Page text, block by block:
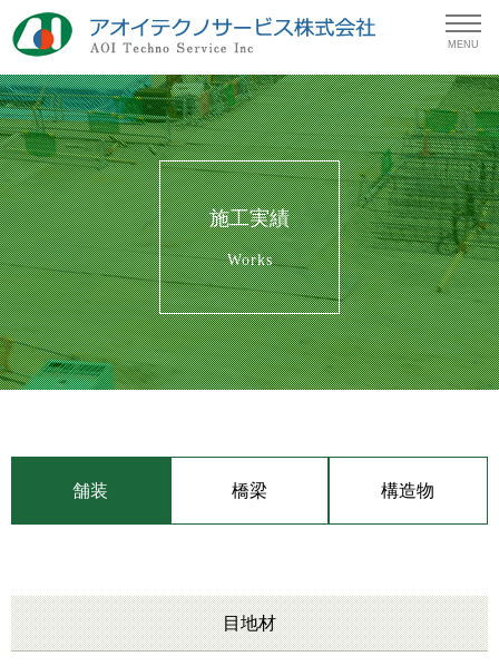
MENU
施工実績
Works
舗装
目地材
橋梁 構造物